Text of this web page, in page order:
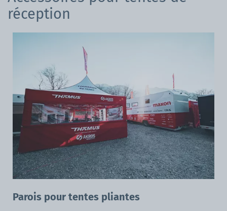
réception
Parois pour tentes pliantes